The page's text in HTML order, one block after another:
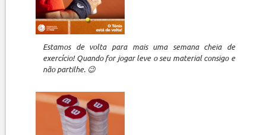
Estamos de volta para mais uma semana cheia de
exercício! Quando for jogar leve o seu material consigo e
não partilhe. 😉